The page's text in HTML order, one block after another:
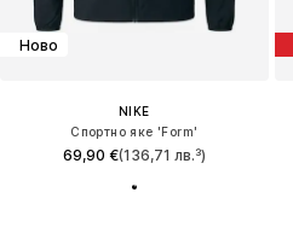
Ново
NIKE
Спортно яке 'Form'
69,90 €(136,71 лв.³)